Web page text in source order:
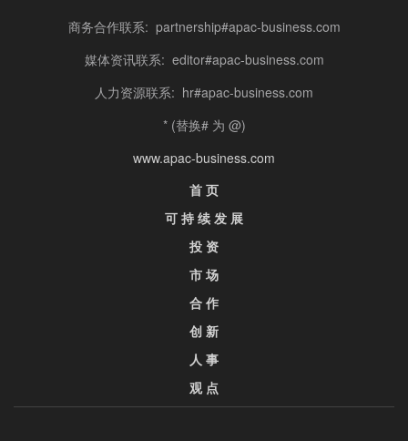
商务合作联系: partnership#apac-business.com
媒体资讯联系: editor#apac-business.com
人力资源联系: hr#apac-business.com
* (替换# 为 @)
www.apac-business.com
首 页
可 持 续 发 展
投 资
市 场
合 作
创 新
人 事
观 点